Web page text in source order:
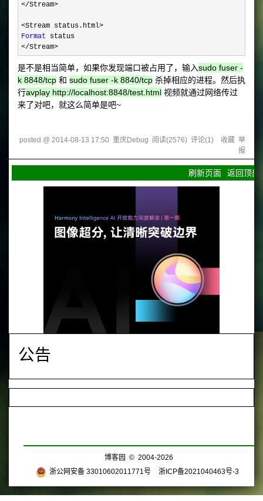
</Stream>
Format
</Stream>
是不是相当简单，如果你发现端口被占用了，输入sudo fuser -
k 8848/tcp 和 sudo fuser -k 8840/tcp 杀掉相应的进程。然后执
行avplay http://localhost:8848/test.html 视频就通过网络传过
来了对吧，就这么简单是吧~
posted @ 2014-08-13 17:50 重庆Debug 阅读(2576) 评论(1) 收藏 举
报
刷新页面 返回顶部
公告
博客园 © 2004-2026
浙公网安备 33010602011771号
浙ICP备2021040463号-3